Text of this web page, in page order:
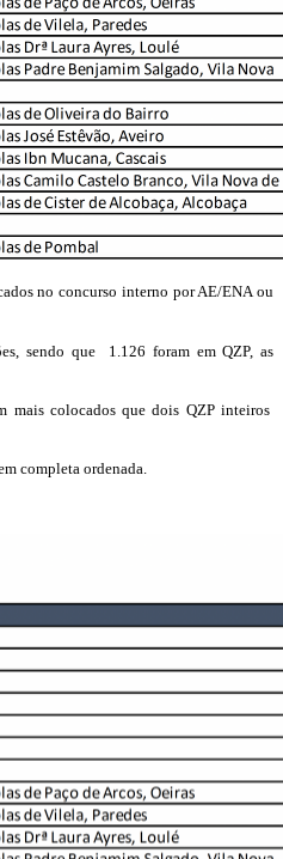
no concurso interno por AE/ENA ou
sendo que 1.126 foram em QZP, as
mais colocados que dois QZP inteiros
completa ordenada.